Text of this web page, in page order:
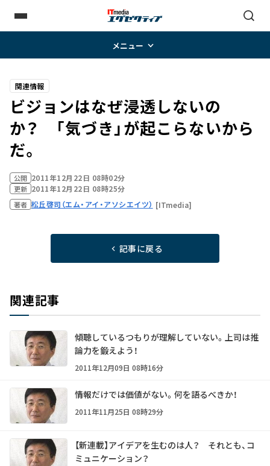
メニュー
関連情報
ビジョンはなぜ浸透しないの
か？ 「気づき」が起こらないから
だ。
公開 2011年12月22日 08時02分
更新 2011年12月22日 08時25分
著者 松丘啓司（エム・アイ・アソシエイツ） [ITmedia]
記事に戻る
関連記事
傾聴しているつもりが理解していない。上司は推
論力を鍛えよう！
2011年12月09日 08時16分
情報だけでは価値がない。何を語るべきか！
2011年11月25日 08時29分
【新連載】アイデアを生むのは人？ それとも、コ
ミュニケーション？